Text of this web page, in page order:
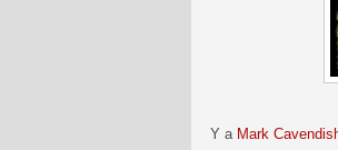
Y a Mark